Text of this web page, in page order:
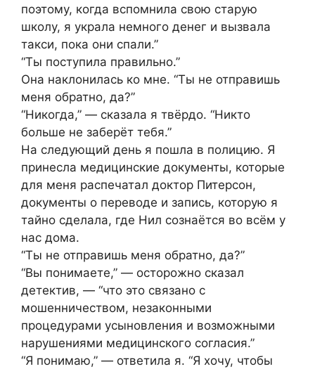
поэтому, когда вспомнила свою старую
школу, я украла немного денег и вызвала
такси, пока они спали.”
“Ты поступила правильно.”
Она наклонилась ко мне. “Ты не отправишь
меня обратно, да?”
“Никогда,” — сказала я твёрдо. “Никто
больше не заберёт тебя.”
На следующий день я пошла в полицию. Я
принесла медицинские документы, которые
для меня распечатал доктор Питерсон,
документы о переводе и запись, которую я
тайно сделала, где Нил сознаётся во всём у
нас дома.
“Ты не отправишь меня обратно, да?”
“Вы понимаете,” — осторожно сказал
детектив, — “что это связано с
мошенничеством, незаконными
процедурами усыновления и возможными
нарушениями медицинского согласия.”
“Я понимаю,” — ответила я. “Я хочу, чтобы